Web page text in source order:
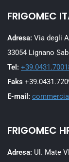
FRIGOMEC
Adresa: Via degli
33054 Lignano
Tel:
Faks
E-mail:
FRIGOMEC
Adresa: Ul. Mate